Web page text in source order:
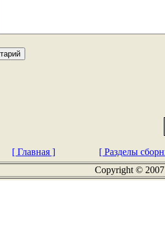
[ Главная ]
[ Разделы
Copyright ©